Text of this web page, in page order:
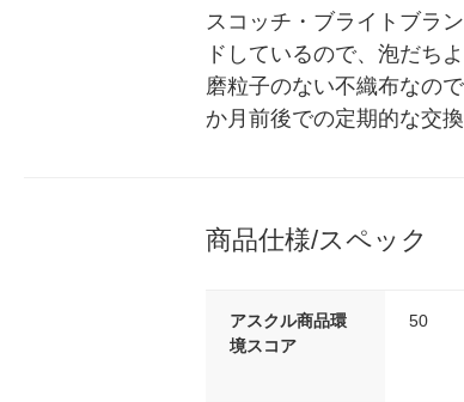
スコッチ・ブライトブラ
ドしているので、泡だち
磨粒子のない不織布なの
か月前後での定期的な交
商品仕様/スペック
アスクル商品環
境スコア
50